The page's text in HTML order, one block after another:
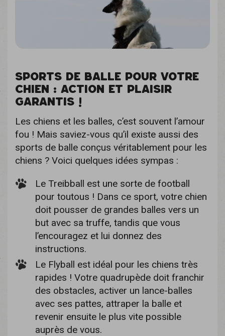
SPORTS DE BALLE POUR VOTRE
CHIEN : ACTION ET PLAISIR
GARANTIS !
Les chiens et les balles, c’est souvent l’amour
fou ! Mais saviez-vous qu’il existe aussi des
sports de balle conçus véritablement pour les
chiens ? Voici quelques idées sympas :
Le Treibball est une sorte de football
pour toutous ! Dans ce sport, votre chien
doit pousser de grandes balles vers un
but avec sa truffe, tandis que vous
l’encouragez et lui donnez des
instructions.
Le Flyball est idéal pour les chiens très
rapides ! Votre quadrupède doit franchir
des obstacles, activer un lance-balles
avec ses pattes, attraper la balle et
revenir ensuite le plus vite possible
auprès de vous.